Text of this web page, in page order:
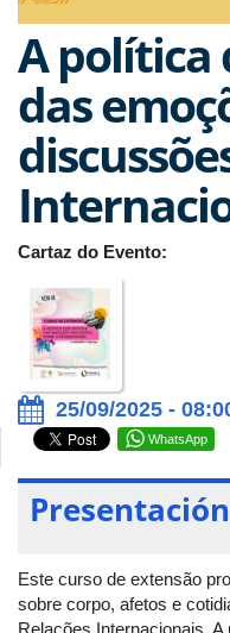
A política
das
Cartaz do Evento:
25/09/2025 -
WhatsApp
Presentación
Este curso de extensão
sobre corpo, afetos e
Relações Internacionais.